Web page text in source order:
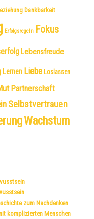
Dankbarkeit
Erfolgsregeln Fokus
Lebensfreude
Lernen Liebe Loslassen
Partnerschaft
Selbstvertrauen
Wachstum
zum Nachdenken
komplizierten Menschen